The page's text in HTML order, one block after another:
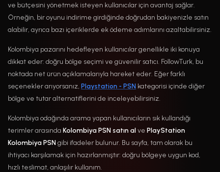
ve bütçesini yönetmek isteyen kullanıcılar için avantaj sağlar.
Örneğin, bir oyunu indirime girdiğinde doğrudan bakiyenizle satın
alabilir, ayrıca bazı içeriklerde ek ödeme adımlarını azaltabilirsiniz.
Kolombiya pazarını hedefleyen kullanıcılar genellikle iki konuya
dikkat eder: doğru bölge seçimi ve güvenilir satıcı. FollowTurk, bu
noktada net ürün açıklamalarıyla hareket eder. Eğer farklı
seçenekler arıyorsanız, Playstation - PSN kategorisi içinde diğer
bölge ve tutar alternatiflerini de inceleyebilirsiniz.
Kolombiya odağında arama yapan kullanıcıların sık kullandığı
terimler arasında Kolombiya PSN satın alve PlayStation
Kolombiya PSNgibi ifadeler bulunur. Bu sayfa, tam olarak bu
ihtiyacı karşılamak için hazırlanmıştır: doğru bölgeye uygun kod,
hızlı teslimat, anlaşılır kullanım.